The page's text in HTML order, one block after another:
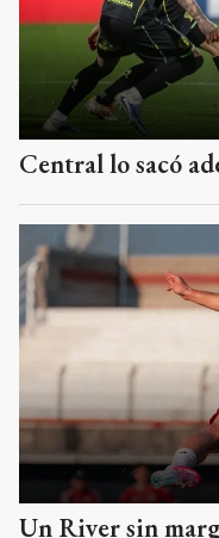
Central lo sacó
Un River sin